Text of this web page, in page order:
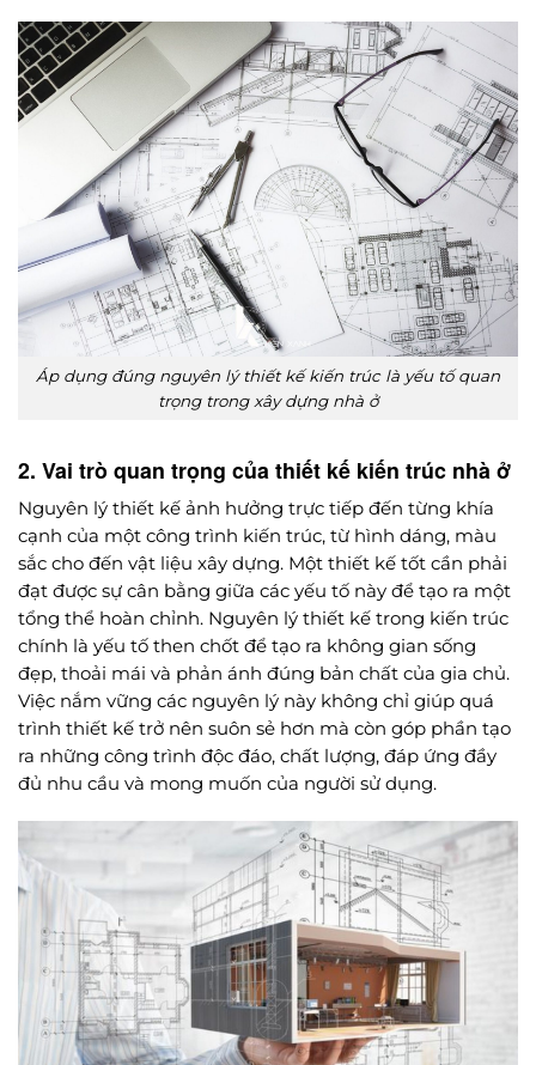
Áp dụng đúng nguyên lý thiết kế kiến trúc là yếu tố quan
trọng trong xây dựng nhà ở
2. Vai trò quan trọng của thiết kế kiến trúc nhà ở
Nguyên lý thiết kế ảnh hưởng trực tiếp đến từng khía
cạnh của một công trình kiến trúc, từ hình dáng, màu
sắc cho đến vật liệu xây dựng. Một thiết kế tốt cần phải
đạt được sự cân bằng giữa các yếu tố này để tạo ra một
tổng thể hoàn chỉnh. Nguyên lý thiết kế trong kiến trúc
chính là yếu tố then chốt để tạo ra không gian sống
đẹp, thoải mái và phản ánh đúng bản chất của gia chủ.
Việc nắm vững các nguyên lý này không chỉ giúp quá
trình thiết kế trở nên suôn sẻ hơn mà còn góp phần tạo
ra những công trình độc đáo, chất lượng, đáp ứng đầy
đủ nhu cầu và mong muốn của người sử dụng.